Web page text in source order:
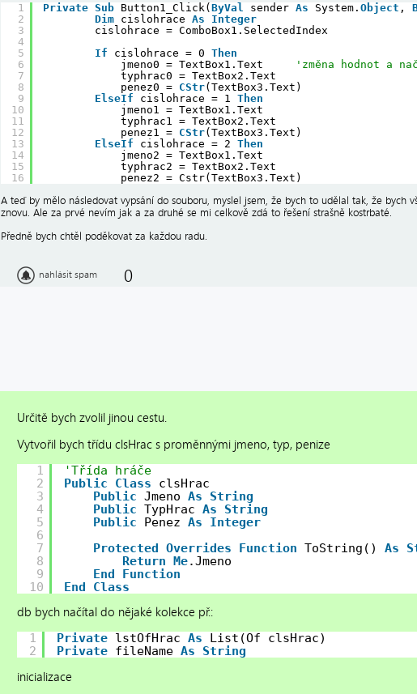
1
2
3
4
5
6
7
8
9
10
11
12
13
14
15
16
Private Sub Button1_Click(ByVal sender As System.Object ,
Dim cislohrace As
Integer
cislohrace = ComboBox1.SelectedIndex
If
cislohrace = 0 Then
jmeno0 = TextBox1.Text
'změna hodnot a
typhrac0 = TextBox2.Text
penez0 = CStr(TextBox3.Text)
ElseIf
cislohrace = 1 Then
jmeno1 = TextBox1.Text
typhrac1 = TextBox2.Text
penez1 = CStr(TextBox3.Text)
ElseIf
cislohrace = 2 Then
jmeno2 = TextBox1.Text
typhrac2 = TextBox2.Text
penez2 = Cstr(TextBox3.Text)
A teď by mělo následovat vypsání do souboru, myslel jsem, že bych to udělal tak, že bych
znovu. Ale za prvé nevím jak a za druhé se mi celkově zdá to řešení strašně kostrbaté.
Předně bych chtěl poděkovat za každou radu.
nahlásit spam 0
Určitě bych zvolil jinou cestu.
Vytvořil bych třídu clsHrac s proměnnými jmeno, typ, penize
1
2
3
4
5
6
7
8
9
10
'Třída hráče
Public
Class
clsHrac
Public Jmeno As
String
Public TypHrac As
String
Public
Penez As
Integer
Protected Overrides Function ToString() As
Return Me.Jmeno
End
Function
End
Class
db bych načítal do nějaké kolekce př.:
1
2
Private lstOfHrac As
List(Of clsHrac)
Private
fileName As String
inicializace